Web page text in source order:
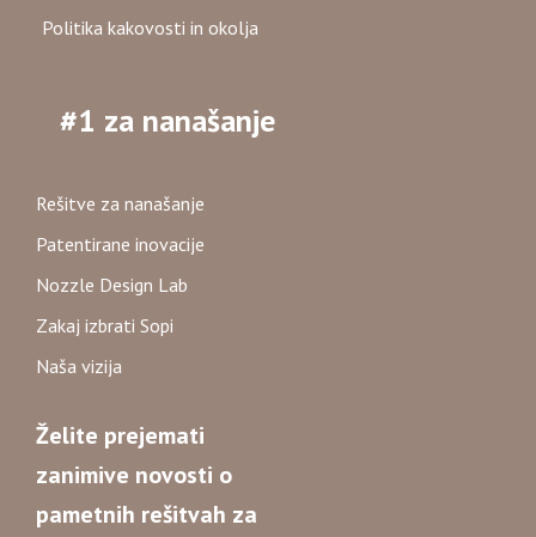
Politika kakovosti in okolja
#1 za nanašanje
Rešitve za nanašanje
Patentirane inovacije
Nozzle Design Lab
Zakaj izbrati Sopi
Naša vizija
Želite prejemati
zanimive novosti o
pametnih rešitvah za